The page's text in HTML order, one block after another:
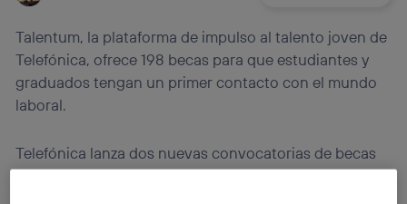
Talentum, la plataforma de impulso al talento joven de
Telefónica, ofrece 198 becas para que estudiantes y
graduados tengan un primer contacto con el mundo
laboral.
Telefónica lanza dos nuevas convocatorias de becas
delprograma Talentum. En concreto,125 becas para